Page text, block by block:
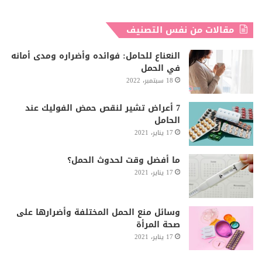
مقالات من نفس التصنيف
النعناع للحامل: فوائده وأضراره ومدى أمانه
في الحمل
18 سبتمبر، 2022
7 أعراض تشير لنقص حمض الفوليك عند
الحامل
17 يناير، 2021
ما أفضل وقت لحدوث الحمل؟
17 يناير، 2021
وسائل منع الحمل المختلفة وأضرارها على
صحة المرأة
17 يناير، 2021